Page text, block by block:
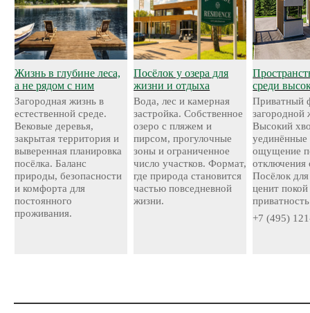
Жизнь в глубине леса,
а не рядом с ним
Загородная жизнь в
естественной среде.
Вековые деревья,
закрытая территория и
выверенная планировка
посёлка. Баланс
природы, безопасности
и комфорта для
постоянного
проживания.
Посёлок у озера для
жизни и отдыха
Вода, лес и камерная
застройка. Собственное
озеро с пляжем и
пирсом, прогулочные
зоны и ограниченное
число участков. Формат,
где природа становится
частью повседневной
жизни.
среди
Приватный
загородной
Высокий
уединённые
ощущение
отключения
Посёлок
ценит
приватность
+7 (495)